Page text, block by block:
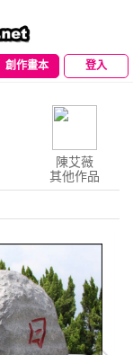
創作畫本 登入
陳艾薇
其他作品